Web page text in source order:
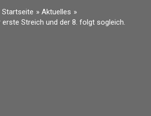
Startseite
Aktuelles
erste Streich und der 8. folgt sogleich.